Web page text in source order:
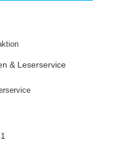
& Leserservice